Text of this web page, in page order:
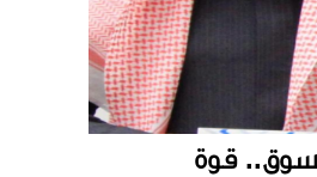
قوة